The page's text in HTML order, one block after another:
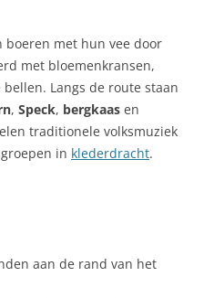
met hun vee door
met bloemenkransen,
Langs de route staan
, Speck, bergkaas en
traditionele volksmuziek
in klederdracht.
aan de rand van het